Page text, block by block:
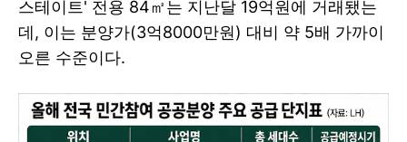
스테이트' 전용 84㎡는 지난달 19억원에 거래됐는
데, 이는 분양가(3억8000만원) 대비 약 5배 가까이
오른 수준이다.